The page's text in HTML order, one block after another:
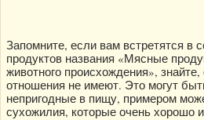
Запомните, если вам встретятся в
продуктов названия «Мясные
животного происхождения», знайте,
отношения не имеют. Это могут
непригодные в пищу, примером
сухожилия, которые очень хорошо